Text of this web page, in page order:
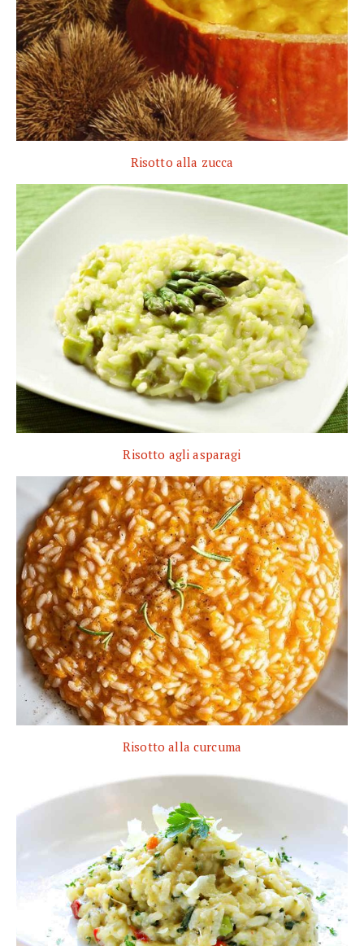
Risotto alla zucca
Risotto agli asparagi
Risotto alla curcuma